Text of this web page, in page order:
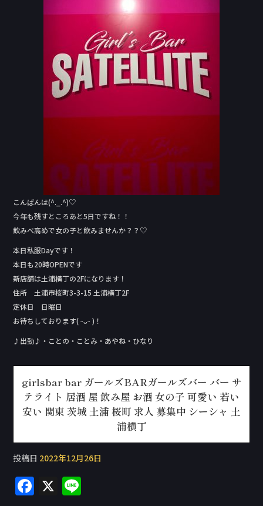
o
こんばんは(^._.^)♡
今年も残すところあと5日ですね！！
飲みべ高めで女の子と飲みませんか？？♡
本日私服Day‬です！
本日も20時OPENです
新店舗は土浦横丁の2Fになります！
住所 土浦市桜町3-3-15 土浦横丁2F
定休日 日曜日
お待ちしております( ᵕᴗᵕ )！
♪出勤♪・ことの・ことみ・あやね・ひなり
girlsbar bar ガールズBARガールズバー バー サ
テライト 居酒 屋 飲み屋 お酒 女の子 可愛い 若い
安い 関東 茨城 土浦 桜町 求人 募集中 シーシャ 土
浦横丁
投稿日 2022年12月26日
F X